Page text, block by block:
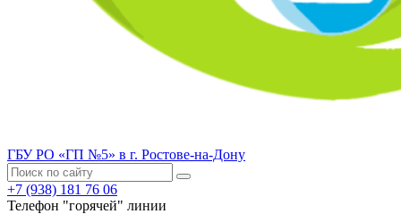
ГБУ РО «ГП №5» в г. Ростове-на-Дону
+7 (938) 181 76 06
Телефон "горячей" линии